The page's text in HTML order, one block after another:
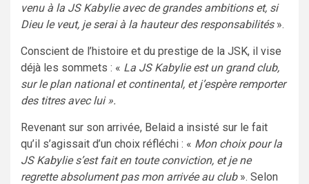
venu à la JS Kabylie avec de grandes ambitions et, si
Dieu le veut, je serai à la hauteur des responsabilités».
Conscient de l’histoire et du prestige de la JSK, il vise
déjà les sommets : « La JS Kabylie est un grand club,
sur le plan national et continental, et j’espère remporter
des titres avec lui ».
Revenant sur son arrivée, Belaid a insisté sur le fait
qu’il s’agissait d’un choix réfléchi : « Mon choix pour la
JS Kabylie s’est fait en toute conviction, et je ne
regrette absolument pas mon arrivée au club ». Selon